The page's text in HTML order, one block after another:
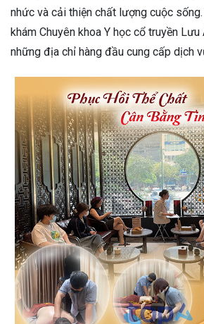
nhức và cải thiện chất lượng cuộc
khám Chuyên khoa Y học cổ truyền
những địa chỉ hàng đầu cung cấp dịch